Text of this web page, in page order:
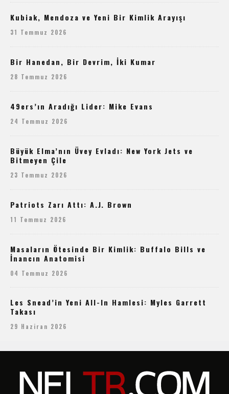
Kubiak, Mendoza ve Yeni Bir Kimlik Arayışı
31 Temmuz 2026
Bir Hanedan, Bir Devrim, İki Kumar
28 Temmuz 2026
49ers’ın Aradığı Lider: Mike Evans
24 Temmuz 2026
Büyük Elma’nın Üvey Evladı: New York Jets ve
Bitmeyen Çile
23 Temmuz 2026
Patriots Zarı Attı: A.J. Brown
11 Temmuz 2026
Masaların Ötesinde Bir Kimlik: Buffalo Bills ve
İnancın Anatomisi
04 Temmuz 2026
Les Snead’in Yeni All-In Hamlesi: Myles Garrett
Takası
29 Haziran 2026